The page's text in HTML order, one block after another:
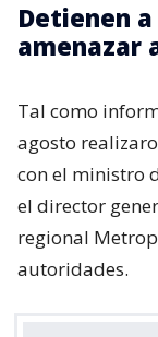
Detienen
amenazar
Tal como
agosto
con el ministro
el director
regional
autoridades.